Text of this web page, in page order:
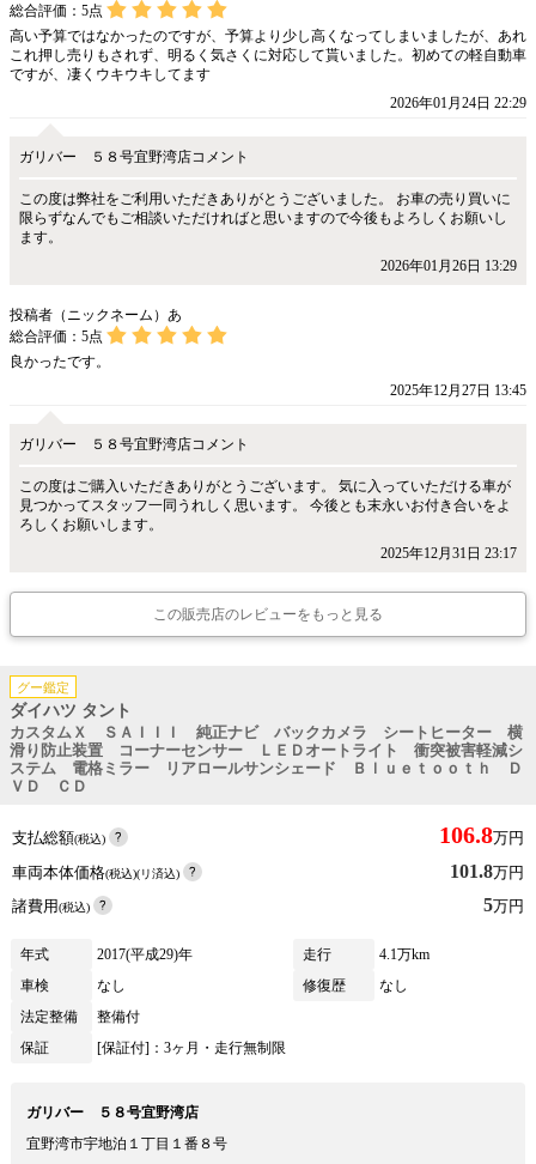
総合評価： 5点
高い予算ではなかったのですが、予算より少し高くなってしまいましたが、あれ
これ押し売りもされず、明るく気さくに対応して貰いました。初めての軽自動車
ですが、凄くウキウキしてます
2026年01月24日 22:29
ガリバー ５８号宜野湾店コメント
この度は弊社をご利用いただきありがとうございました。 お車の売り買いに
限らずなんでもご相談いただければと思いますので今後もよろしくお願いし
ます。
2026年01月26日 13:29
投稿者（ニックネーム）あ
総合評価： 5点
良かったです。
2025年12月27日 13:45
ガリバー ５８号宜野湾店コメント
この度はご購入いただきありがとうございます。 気に入っていただける車が
見つかってスタッフ一同うれしく思います。 今後とも末永いお付き合いをよ
ろしくお願いします。
2025年12月31日 23:17
この販売店のレビューをもっと見る
グー鑑定
ダイハツ タント
カスタムＸ ＳＡＩＩＩ 純正ナビ バックカメラ シートヒーター 横
滑り防止装置 コーナーセンサー ＬＥＤオートライト 衝突被害軽減シ
ステム 電格ミラー リアロールサンシェード Ｂｌｕｅｔｏｏｔｈ Ｄ
ＶＤ ＣＤ
支払総額(税込) 106.8万円
車両本体価格(税込)(リ済込) 101.8万円
諸費用(税込) 5万円
年式 2017(平成29)年 走行
4.1万km
車検
なし 修復歴
なし
法定整備
整備付
保証
[保証付]：3ヶ月・走行無制限
ガリバー ５８号宜野湾店
宜野湾市宇地泊１丁目１番８号